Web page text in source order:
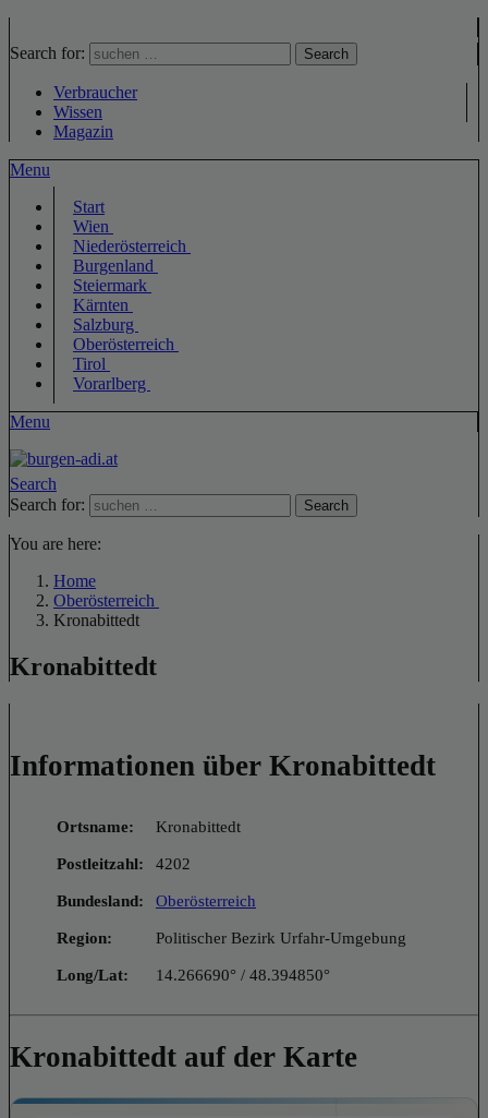
Search for: Search
Verbraucher
Wissen
Magazin
Menu
Start
Wien
Niederösterreich
Burgenland
Steiermark
Kärnten
Salzburg
Oberösterreich
Tirol
Vorarlberg
Menu
Search
Search for:
Search
You are here:
Home
Oberösterreich
Kronabittedt
Kronabittedt
Informationen über Kronabittedt
Ortsname: Kronabittedt
Postleitzahl: 4202
Bundesland: Oberösterreich
Region: Politischer Bezirk Urfahr-Umgebung
Long/Lat: 14.266690° / 48.394850°
Kronabittedt auf der Karte